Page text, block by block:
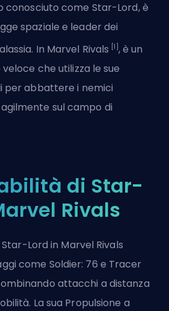
conosciuto come Star-Lord, è
spaziale e leader dei
In Marvel Rivals [1] , è un
che utilizza le sue
per abbattere i nemici
sul campo di
di Star-
Rivals
Star-Lord in Marvel Rivals
come Soldier: 76 e Tracer
attacchi a distanza
La sua Propulsione a